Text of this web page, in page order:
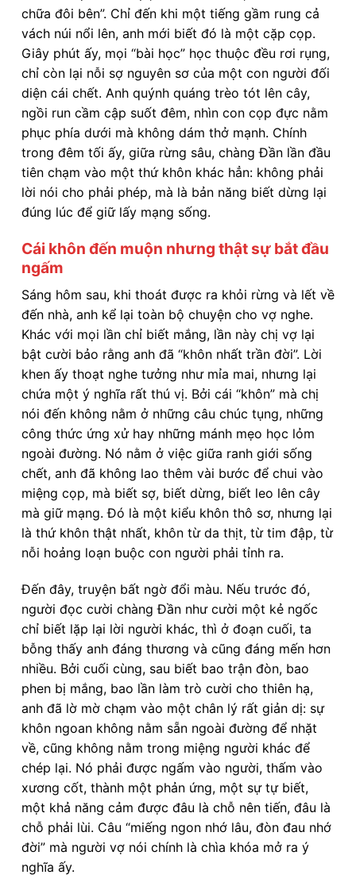
chữa đôi bên”. Chỉ đến khi một tiếng gầm rung cả
vách núi nổi lên, anh mới biết đó là một cặp cọp.
Giây phút ấy, mọi “bài học” học thuộc đều rơi rụng,
chỉ còn lại nỗi sợ nguyên sơ của một con người đối
diện cái chết. Anh quýnh quáng trèo tót lên cây,
ngồi run cầm cập suốt đêm, nhìn con cọp đực nằm
phục phía dưới mà không dám thở mạnh. Chính
trong đêm tối ấy, giữa rừng sâu, chàng Đần lần đầu
tiên chạm vào một thứ khôn khác hẳn: không phải
lời nói cho phải phép, mà là bản năng biết dừng lại
đúng lúc để giữ lấy mạng sống.
Cái khôn đến muộn nhưng thật sự bắt đầu
ngấm
Sáng hôm sau, khi thoát được ra khỏi rừng và lết về
đến nhà, anh kể lại toàn bộ chuyện cho vợ nghe.
Khác với mọi lần chỉ biết mắng, lần này chị vợ lại
bật cười bảo rằng anh đã “khôn nhất trần đời”. Lời
khen ấy thoạt nghe tưởng như mỉa mai, nhưng lại
chứa một ý nghĩa rất thú vị. Bởi cái “khôn” mà chị
nói đến không nằm ở những câu chúc tụng, những
công thức ứng xử hay những mánh mẹo học lỏm
ngoài đường. Nó nằm ở việc giữa ranh giới sống
chết, anh đã không lao thêm vài bước để chui vào
miệng cọp, mà biết sợ, biết dừng, biết leo lên cây
mà giữ mạng. Đó là một kiểu khôn thô sơ, nhưng lại
là thứ khôn thật nhất, khôn từ da thịt, từ tim đập, từ
nỗi hoảng loạn buộc con người phải tỉnh ra.
Đến đây, truyện bất ngờ đổi màu. Nếu trước đó,
người đọc cười chàng Đần như cười một kẻ ngốc
chỉ biết lặp lại lời người khác, thì ở đoạn cuối, ta
bỗng thấy anh đáng thương và cũng đáng mến hơn
nhiều. Bởi cuối cùng, sau biết bao trận đòn, bao
phen bị mắng, bao lần làm trò cười cho thiên hạ,
anh đã lờ mờ chạm vào một chân lý rất giản dị: sự
khôn ngoan không nằm sẵn ngoài đường để nhặt
về, cũng không nằm trong miệng người khác để
chép lại. Nó phải được ngấm vào người, thấm vào
xương cốt, thành một phản ứng, một sự tự biết,
một khả năng cảm được đâu là chỗ nên tiến, đâu là
chỗ phải lùi. Câu “miếng ngon nhớ lâu, đòn đau nhớ
đời” mà người vợ nói chính là chìa khóa mở ra ý
nghĩa ấy.